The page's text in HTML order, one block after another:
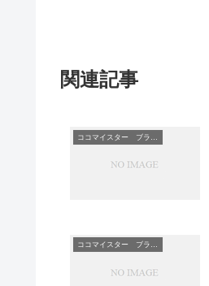
関連記事
ココマイスター ブライドル